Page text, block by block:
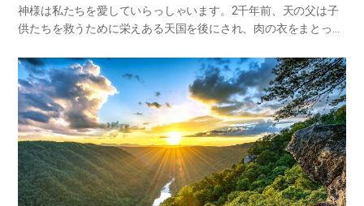
神様は私たちを愛していらっしゃいます。2千年前、天の父は子
供たちを救うために栄えある天国を後にされ、肉の衣をまとって
まじい鞭打ち、そして十字架の刑を受けられることによって、私
たちの罪…